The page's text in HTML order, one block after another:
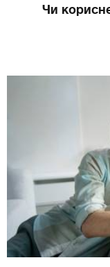
Чи